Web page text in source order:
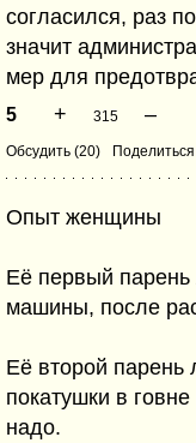
согласился, раз
значит
мер для
5 + 315 –
Обсудить (20) Поделиться
Опыт женщины
Её первый
машины, после
Её второй парень
покатушки в
надо.